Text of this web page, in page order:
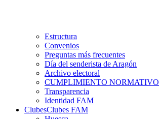
Estructura
Convenios
Preguntas más frecuentes
Día del senderista de Aragón
Archivo electoral
CUMPLIMIENTO NORMATIVO
Transparencia
Identidad FAM
ClubesClubes FAM